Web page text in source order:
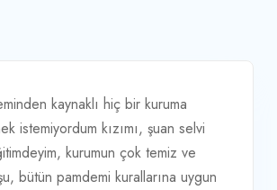
kaldım, bir çok okul değiştirdim
muntazam ve çalışanlar çok kaliteli,
samimi. Gözüm arkada kalmıyor 👌🏻